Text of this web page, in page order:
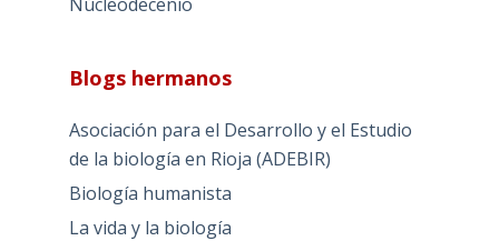
Blogs hermanos
Asociación para el Desarrollo y el Estudio
de la biología en Rioja (ADEBIR)
Biología humanista
La vida y la biología